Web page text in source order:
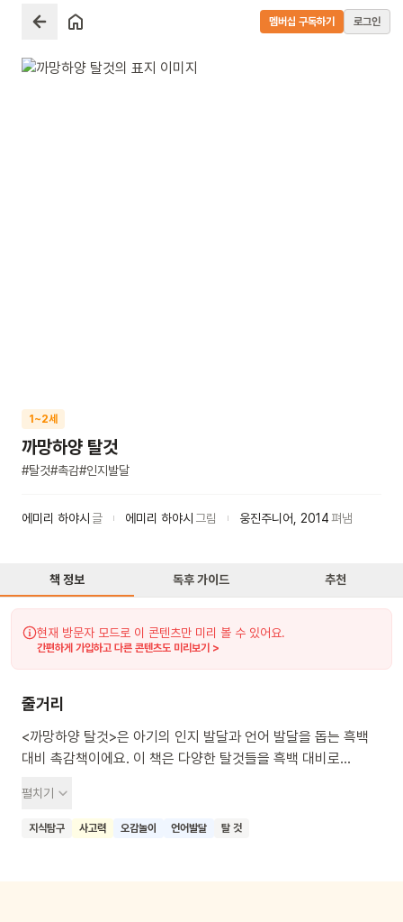
멤버십 구독하기 로그인
1~2세
까망하양 탈것
#탈것#촉감#인지발달
에미리 하야시 글 에미리 하야시 그림 웅진주니어 2014펴냄
책 정보 독후 가이드 추천
현재 방문자 모드로 이 콘텐츠만 미리 볼 수 있어요.
간편하게 가입하고 다른 콘텐츠도 미리보기 >
줄거리
<까망하양 탈것>은 아기의 인지 발달과 언어 발달을 돕는 흑백
대비 촉감책이에요. 이 책은 다양한 탈것들을 흑백 대비로
시각과 촉각을 자극해요. 자동차와 길, 배와 물처럼 연관된
단어와 이미지를 함께 제시해 자연스러운 연상을 유도하고,
펼치기
지식탐구 사고력 오감놀이 언어발달 탈 것